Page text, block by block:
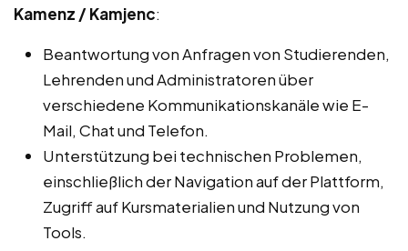
Kamenz / Kamjenc:
Beantwortung von Anfragen von Studierenden,
Lehrenden und Administratoren über
verschiedene Kommunikationskanäle wie E-
Mail, Chat und Telefon.
Unterstützung bei technischen Problemen,
einschließlich der Navigation auf der Plattform,
Zugriff auf Kursmaterialien und Nutzung von
Tools.